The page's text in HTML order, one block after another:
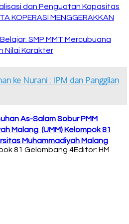
dan Penguatan Kapasitas
KOPERASI MENGGERAKKAN
SMP MMT Mercubuana
Nilai Karakter
ke Nurani : IPM dan Panggilan
As-Salam SoburPMM
Malang (UMM) Kelompok 81
Muhammadiyah Malang
81 Gelombang 4Editor: HM